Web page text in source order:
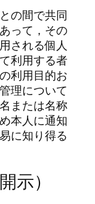
の間で共同
って，その
される個人
利用する者
利用目的お
理について
または名称
本人に通知
に知り得る
示）